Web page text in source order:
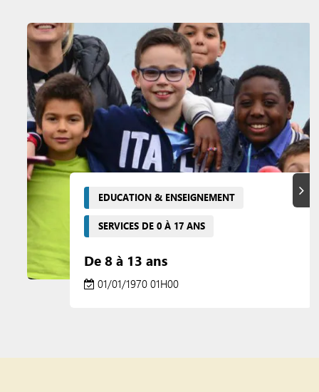
EDUCATION & ENSEIGNEMENT
SERVICES DE 0 À 17 ANS
De 8 à 13 ans
01/01/1970 01H00